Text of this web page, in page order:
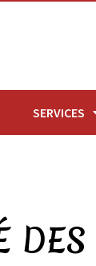
SERVICES